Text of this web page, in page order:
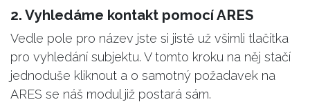
2. Vyhledáme kontakt pomocí ARES
Vedle pole pro název jste si jistě už všimli tlačítka
pro vyhledání subjektu. V tomto kroku na něj stačí
jednoduše kliknout a o samotný požadavek na
ARES se náš modul již postará sám.